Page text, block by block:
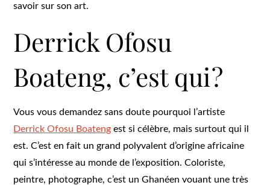
savoir sur son art.
Derrick Ofosu
Boateng, c’est qui ?
Vous vous demandez sans doute pourquoi l’artiste
Derrick Ofosu Boateng est si célèbre, mais surtout qui il
est. C’est en fait un grand polyvalent d’origine africaine
qui s’intéresse au monde de l’exposition. Coloriste,
peintre, photographe, c’est un Ghanéen vouant une très